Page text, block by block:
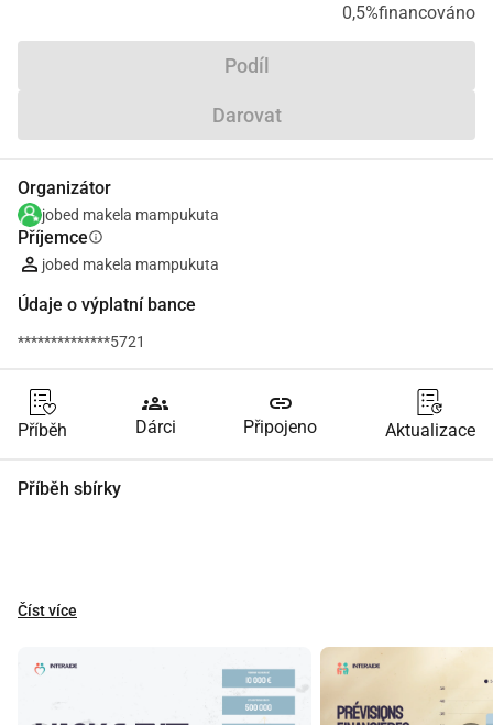
0,5%financováno
Podíl
Darovat
Organizátor
jobed makela mampukuta
Příjemceinfo
jobed makela mampukuta
Údaje o výplatní bance
**************5721
Příběh
groups
Dárci
link
Připojeno Aktualizace
Příběh sbírky
Číst více